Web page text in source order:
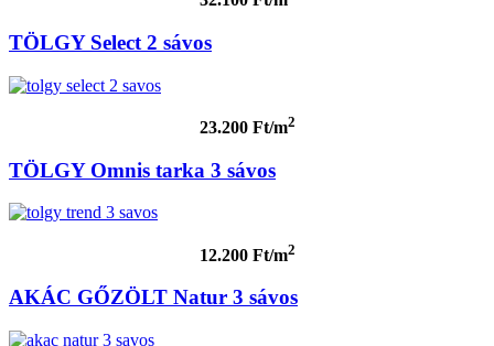
TÖLGY Select 2 sávos
23.200 Ft/m2
TÖLGY Omnis tarka 3 sávos
12.200 Ft/m2
AKÁC GŐZÖLT Natur 3 sávos